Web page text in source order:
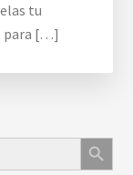
tu
para […]
Botón de